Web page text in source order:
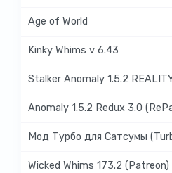
Age of World
Kinky Whims v 6.43
Stalker Anomaly 1.5.2
Anomaly 1.5.2 Redux 3.0
Мод Турбо для Сатсумы
Wicked Whims 173.2